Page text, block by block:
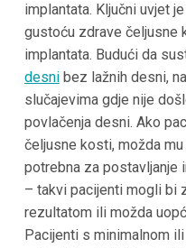
implantata. Ključni uvjet
gustoću zdrave čeljusne
implantata. Budući da
desnibez lažnih desni,
slučajevima gdje nije
povlačenja desni. Ako
čeljusne kosti, možda
potrebna za postavljanje
– takvi pacijenti mogli bi
rezultatom ili možda
Pacijenti s minimalnom